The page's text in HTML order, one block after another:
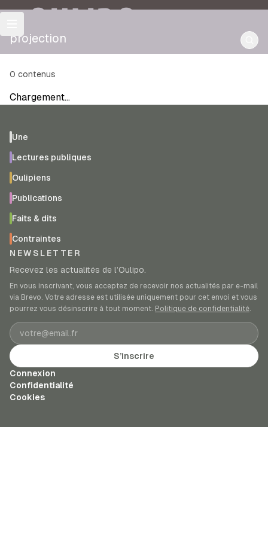
OULIPO
projection
0 contenus
Chargement…
Une
Lectures publiques
Oulipiens
Publications
Faits & dits
Contraintes
NEWSLETTER
Recevez les actualités de l’Oulipo.
En vous inscrivant, vous acceptez de recevoir nos actualités par e-mail
via Brevo. Votre adresse est utilisée uniquement pour cet envoi et vous
pourrez vous désinscrire à tout moment. Politique de confidentialité.
Adresse e-mail
S’inscrire
Connexion
Confidentialité
Cookies